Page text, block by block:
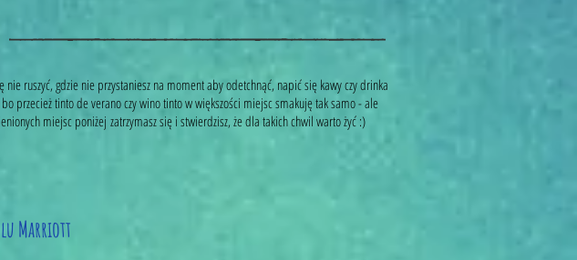
ruszyć, gdzie nie przystaniesz na moment aby odetchnąć, napić się kawy czy drinka
przecież tinto de verano czy wino tinto w większości miejsc smakuję tak samo - ale
miejsc poniżej zatrzymasz się i stwierdzisz, że dla takich chwil warto żyć :)
Marriott